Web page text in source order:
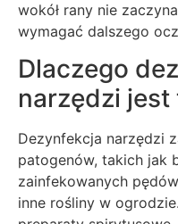
wokół rany nie
wymagać dalszego
Dlaczego
narzędzi jest
Dezynfekcja narzędzi
patogenów, takich jak
zainfekowanych
inne rośliny w